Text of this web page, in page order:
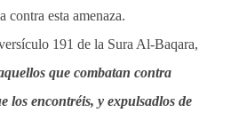
contra esta amenaza.
191 de la Sura Al-Baqara,
que combatan contra
los encontréis, y expulsadlos de